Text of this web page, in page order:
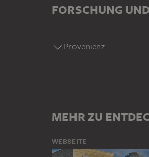
FORSCHUNG
Provenienz
MEHR ZU
WEBSEITE